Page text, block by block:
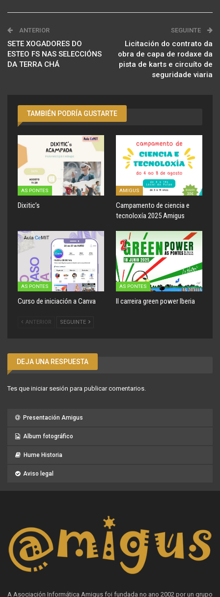
ANTERIOR
SETE XOGADORES DO
ESTEO FS NAS SELECCIÓNS
DA TERRA CHÁ
SEGUINTE
Licitación do contrato da
obra de capa de rodaxe da
pista de karts e circuíto de
seguridade viaria
TAMBIÉN PODRÍA GUSTARTE
AS PONTES
Dixitic’s
AMIGUS
Campamento de ciencia e
tecnoloxía 2025 Amigus
AS PONTES
Curso de iniciación a Canva
AS PONTES
II carreira green power Iberia
ANTERIOR SEGUINTE
DEJA UNA RESPUESTA
Tes que iniciar sesión para publicar comentarios.
Presentación Amigus
Album fotográfico
Hume Historia
Aviso legal
A Asociación Informática Amigus foi fundada no ano 2002 por un grupo